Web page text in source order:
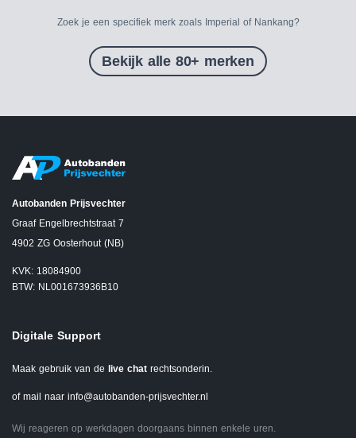
Zoek je een specifiek merk zoals Imperial of Nankang?
Bekijk alle 80+ merken
Autobanden Prijsvechter
Graaf Engelbrechtstraat 7
4902 ZG Oosterhout (NB)
KVK: 18084900
BTW: NL001673936B10
Digitale Support
Maak gebruik van de live chat rechtsonderin.
of mail naar info@autobanden-prijsvechter.nl
Wij reageren op werkdagen doorgaans binnen enkele uren.